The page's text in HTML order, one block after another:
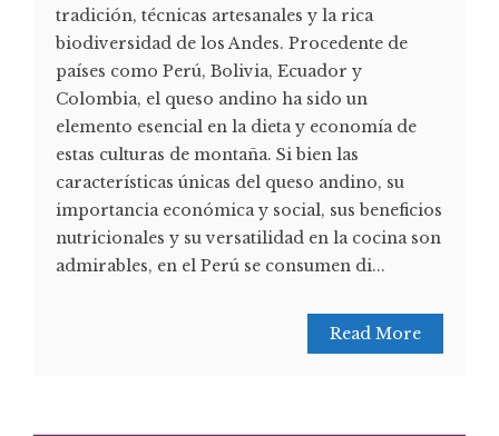
tradición, técnicas artesanales y la rica
biodiversidad de los Andes. Procedente de
países como Perú, Bolivia, Ecuador y
Colombia, el queso andino ha sido un
elemento esencial en la dieta y economía de
estas culturas de montaña. Si bien las
características únicas del queso andino, su
importancia económica y social, sus beneficios
nutricionales y su versatilidad en la cocina son
admirables, en el Perú se consumen di...
Read More